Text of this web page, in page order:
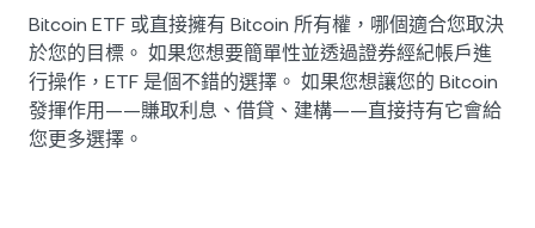
Bitcoin ETF 或直接擁有 Bitcoin 所有權，哪個適合您取決
於您的目標。 如果您想要簡單性並透過證券經紀帳戶進
行操作，ETF 是個不錯的選擇。 如果您想讓您的 Bitcoin
發揮作用——賺取利息、借貸、建構——直接持有它會給
您更多選擇。